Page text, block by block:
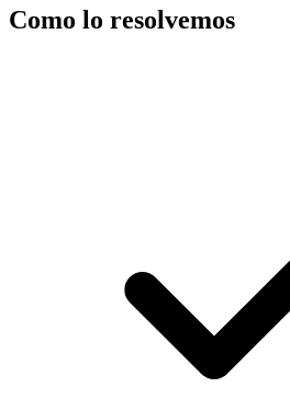
Como lo resolvemos